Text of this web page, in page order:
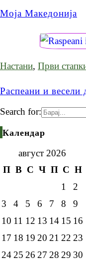
Моја Македонија
Настани, Први
Распеани и весели
Search for:
Календар
август 2026
П В С Ч П С Н
1
2
3
4 5 6 7 8
9
10 11 12 13 14 15 16
17 18 19 20 21 22 23
24 25 26 27 28 29 30